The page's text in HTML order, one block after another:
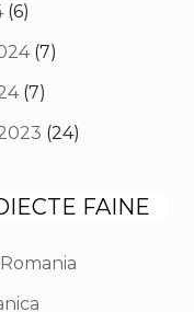
(6)
(7)
(7)
(24)
FAINE